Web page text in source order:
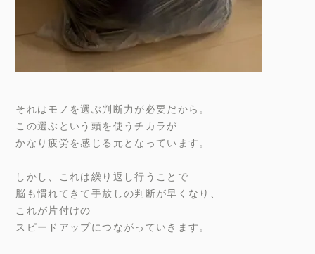
それはモノを選ぶ判断力が必要だから。
この選ぶという頭を使うチカラが
かなり疲労を感じる元となっています。
しかし、これは繰り返し行うことで
脳も慣れてきて手放しの判断が早くなり、
これが片付けの
スピードアップにつながっていきます。